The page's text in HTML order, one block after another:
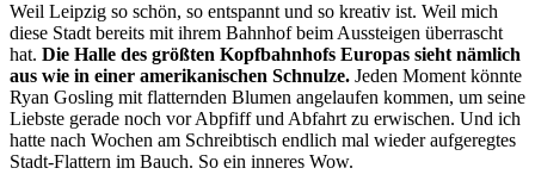
Weil Leipzig so schön, so entspannt und so kreativ ist. Weil mich
diese Stadt bereits mit ihrem Bahnhof beim Aussteigen überrascht
hat. Die Halle des größten Kopfbahnhofs Europas sieht nämlich
aus wie in einer amerikanischen Schnulze. Jeden Moment könnte
Ryan Gosling mit flatternden Blumen angelaufen kommen, um seine
Liebste gerade noch vor Abpfiff und Abfahrt zu erwischen. Und ich
hatte nach Wochen am Schreibtisch endlich mal wieder aufgeregtes
Stadt-Flattern im Bauch. So ein inneres Wow.